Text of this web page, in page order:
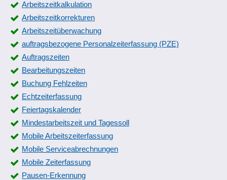
Arbeitszeitkalkulation
Arbeitszeitkorrekturen
Arbeitszeitüberwachung
auftragsbezogene Personalzeiterfassung (PZE)
Auftragszeiten
Bearbeitungszeiten
Buchung Fehlzeiten
Echtzeiterfassung
Feiertagskalender
Mindestarbeitszeit und Tagessoll
Mobile Arbeitszeiterfassung
Mobile Serviceabrechnungen
Mobile Zeiterfassung
Pausen-Erkennung